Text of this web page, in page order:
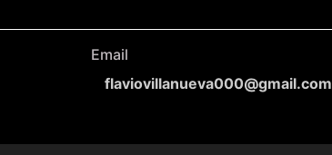
Email
flaviovillanueva000@gmail.com